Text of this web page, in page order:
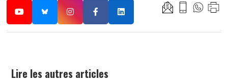
Lire les autres articles